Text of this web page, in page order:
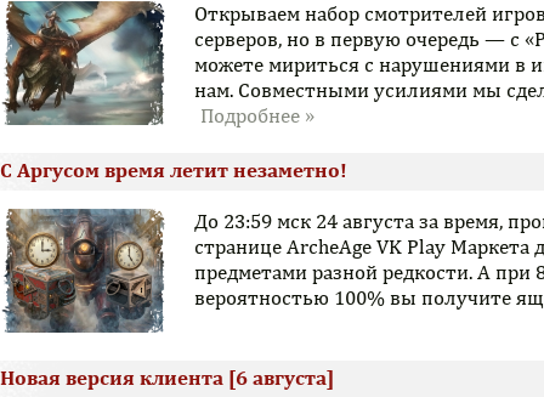
Открываем набор смотрителей
серверов, но в первую очередь — с
можете мириться с нарушениями в
нам. Совместными усилиями мы
С Аргусом время летит незаметно!
До 23:59 мск 24 августа за время,
странице ArcheAge VK Play
предметами разной редкости. А при
вероятностью 100% вы получите
Новая версия клиента [6 августа]